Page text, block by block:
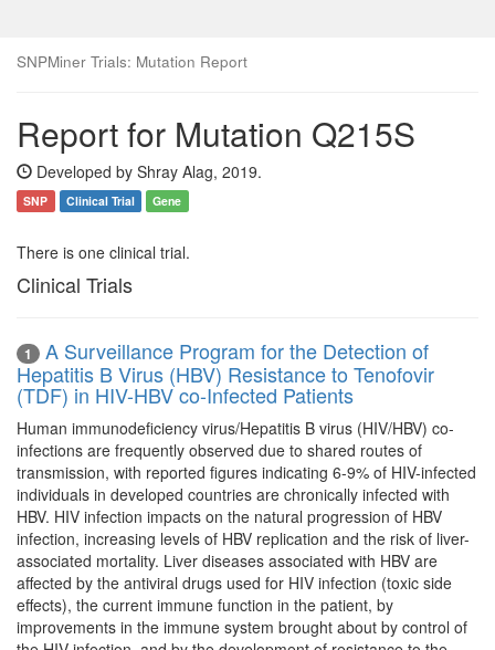
SNPMiner Trials: Mutation Report
Report for Mutation Q215S
Developed by Shray Alag, 2019.
SNP Clinical Trial Gene
There is one clinical trial.
Clinical Trials
1
A Surveillance Program for the Detection of
Hepatitis B Virus (HBV) Resistance to Tenofovir
(TDF) in HIV-HBV co-Infected Patients
Human immunodeficiency virus/Hepatitis B virus (HIV/HBV) co-
infections are frequently observed due to shared routes of
transmission, with reported figures indicating 6-9% of HIV-infected
individuals in developed countries are chronically infected with
HBV. HIV infection impacts on the natural progression of HBV
infection, increasing levels of HBV replication and the risk of liver-
associated mortality. Liver diseases associated with HBV are
affected by the antiviral drugs used for HIV infection (toxic side
effects), the current immune function in the patient, by
improvements in the immune system brought about by control of